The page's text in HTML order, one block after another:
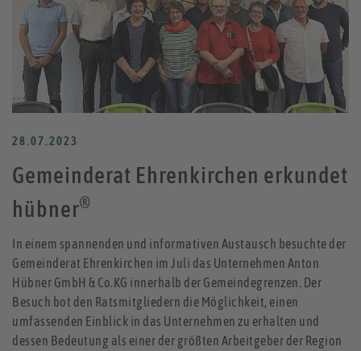
28.07.2023
Gemeinderat Ehrenkirchen erkundet
hübner®
In einem spannenden und informativen Austausch besuchte der
Gemeinderat Ehrenkirchen im Juli das Unternehmen Anton
Hübner GmbH & Co.KG innerhalb der Gemeindegrenzen. Der
Besuch bot den Ratsmitgliedern die Möglichkeit, einen
umfassenden Einblick in das Unternehmen zu erhalten und
dessen Bedeutung als einer der größten Arbeitgeber der Region